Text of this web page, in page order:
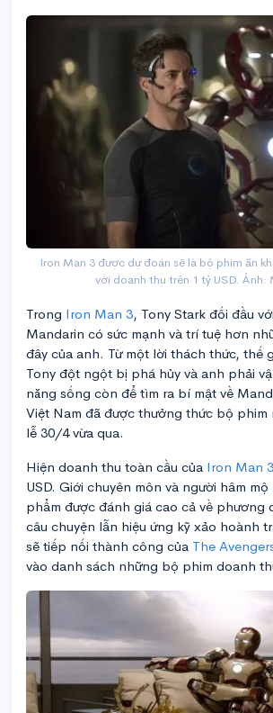
Iron Man 3 được dự đoán sẽ là bộ phim ăn
với doanh thu trên 1 tỷ USD. Ảnh:
Trong Iron Man 3, Tony Stark đối đầu
Mandarin có sức mạnh và trí tuệ hơn
đây của anh. Từ một lời thách thức, thế
Tony đột ngột bị phá hủy và anh phải
năng sống còn để tìm ra bí mật về
Việt Nam đã được thưởng thức bộ
lễ 30/4 vừa qua.
Hiện doanh thu toàn cầu của Iron Man 3
USD. Giới chuyên môn và người hâm
phẩm được đánh giá cao cả về phương
câu chuyện lẫn hiệu ứng kỹ xảo hoành
sẽ tiếp nối thành công của The
vào danh sách những bộ phim doanh